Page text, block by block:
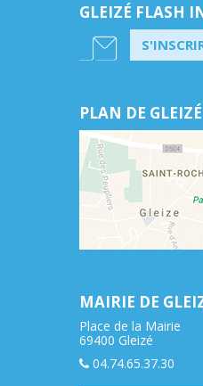
GLEIZÉ FLASH
PLAN DE GLEIZÉ
MAIRIE DE
Place de la Mairie
69400 Gleizé
04.74.65.37.30